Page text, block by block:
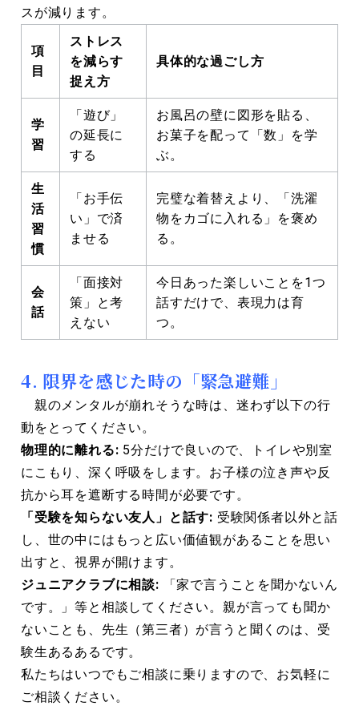
スが減ります。
項
目
ストレス
を減らす
捉え方
具体的な過ごし方
学
習
「遊び」
の延長に
する
お風呂の壁に図形を貼る、
お菓子を配って「数」を学
ぶ。
生
活
習
慣
「お手伝
い」で済
ませる
完璧な着替えより、「洗濯
物をカゴに入れる」を褒め
る。
会
話
「面接対
策」と考
えない
今日あった楽しいことを1つ
話すだけで、表現力は育
つ。
4. 限界を感じた時の「緊急避難」
親のメンタルが崩れそうな時は、迷わず以下の行
動をとってください。
物理的に離れる: 5分だけで良いので、トイレや別室
にこもり、深く呼吸をします。お子様の泣き声や反
抗から耳を遮断する時間が必要です。
「受験を知らない友人」と話す: 受験関係者以外と話
し、世の中にはもっと広い価値観があることを思い
出すと、視界が開けます。
ジュニアクラブに相談: 「家で言うことを聞かないん
です。」等と相談してください。親が言っても聞か
ないことも、先生（第三者）が言うと聞くのは、受
験生あるあるです。
私たちはいつでもご相談に乗りますので、お気軽に
ご相談ください。